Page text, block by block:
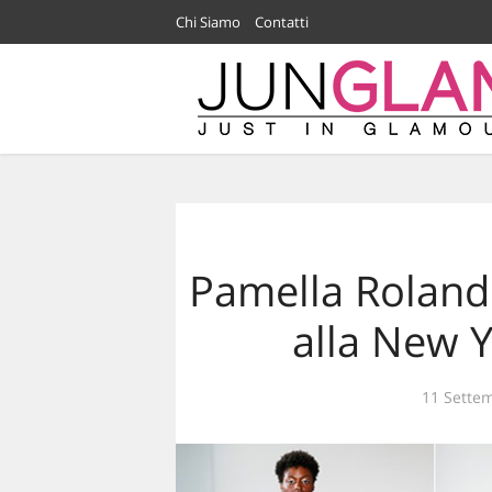
Chi Siamo Contatti
Pamella
alla New
11